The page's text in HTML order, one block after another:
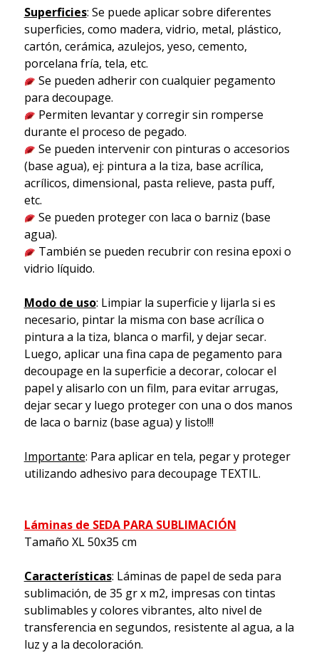
Superficies: Se puede aplicar sobre diferentes
superficies, como madera, vidrio, metal, plástico,
cartón, cerámica, azulejos, yeso, cemento,
porcelana fría, tela, etc.
Se pueden adherir con cualquier pegamento
para decoupage.
Permiten levantar y corregir sin romperse
durante el proceso de pegado.
Se pueden intervenir con pinturas o accesorios
(base agua), ej: pintura a la tiza, base acrílica,
acrílicos, dimensional, pasta relieve, pasta puff,
etc.
Se pueden proteger con laca o barniz (base
agua).
También se pueden recubrir con resina epoxi o
vidrio líquido.
Modo de uso: Limpiar la superficie y lijarla si es
necesario, pintar la misma con base acrílica o
pintura a la tiza, blanca o marfil, y dejar secar.
Luego, aplicar una fina capa de pegamento para
decoupage en la superficie a decorar, colocar el
papel y alisarlo con un film, para evitar arrugas,
dejar secar y luego proteger con una o dos manos
de laca o barniz (base agua) y listo!!!
Importante: Para aplicar en tela, pegar y proteger
utilizando adhesivo para decoupage TEXTIL.
Láminas de SEDA PARA SUBLIMACIÓN
Tamaño XL 50x35 cm
Características: Láminas de papel de seda para
sublimación, de 35 gr x m2, impresas con tintas
sublimables y colores vibrantes, alto nivel de
transferencia en segundos, resistente al agua, a la
luz y a la decoloración.